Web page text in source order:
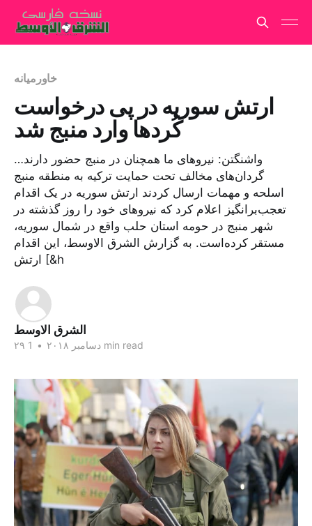
خاورمیانه
ارتش سوریه در پی درخواست
کُردها وارد منبج شد
واشنگتن: نیروهای ما همچنان در منبج حضور دارند…
گردان‌های مخالف تحت حمایت ترکیه به منطقه منبج
اسلحه و مهمات ارسال کردند ارتش سوریه در یک اقدام
تعجب‌برانگیز اعلام کرد که نیروهای خود را روز گذشته در
شهر منبج در حومه استان حلب واقع در شمال سوریه،
مستقر کرده‌است. به گزارش الشرق الاوسط، این اقدام
ارتش [&h
الشرق الاوسط
۲۹ دسامبر ۲۰۱۸ • 1 min read